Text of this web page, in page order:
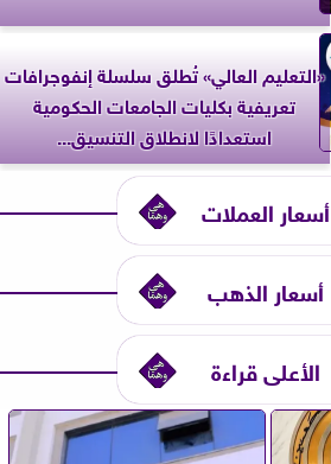
«التعليم العالي» تُطلق سلسلة إنفوجرافات
تعريفية بكليات الجامعات الحكومية
استعدادًا لانطلاق التنسيق...
أسعار العملات
أسعار الذهب
الأعلى قراءة